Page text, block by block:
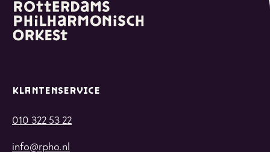
KLANTENSERVICE
010 322 53 22
info@rpho.nl